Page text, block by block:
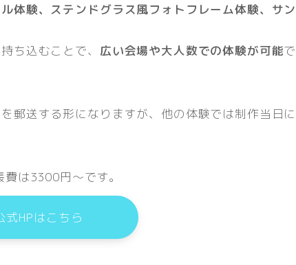
体験、ステンドグラス風フォトフレーム体験、サン
ち込むことで、 広い会場や大人数での体験が可能で
郵送する形になりますが、他の体験では制作当日に
費は3300円～です。
式HPはこちら